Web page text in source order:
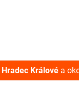
Hradec Králové a